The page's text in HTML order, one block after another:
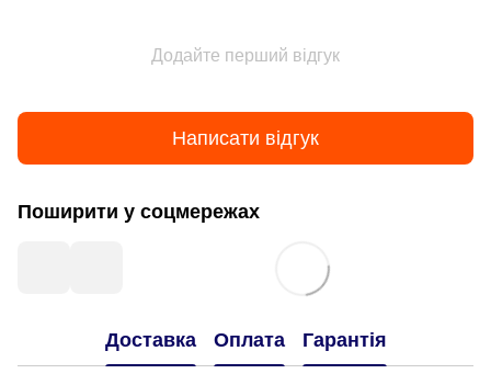
Додайте перший відгук
Написати відгук
Поширити у соцмережах
Доставка Оплата Гарантія